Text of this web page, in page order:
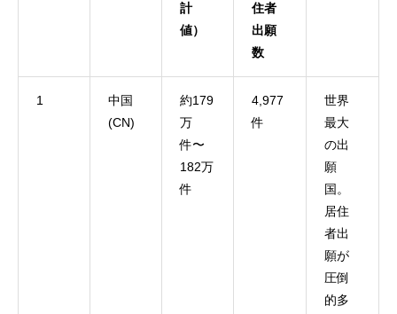
計
値）
住者
出願
数
1
中国
(CN)
約179
万
件〜
182万
件
4,977
件
世界
最大
の出
願
国。
居住
者出
願が
圧倒
的多